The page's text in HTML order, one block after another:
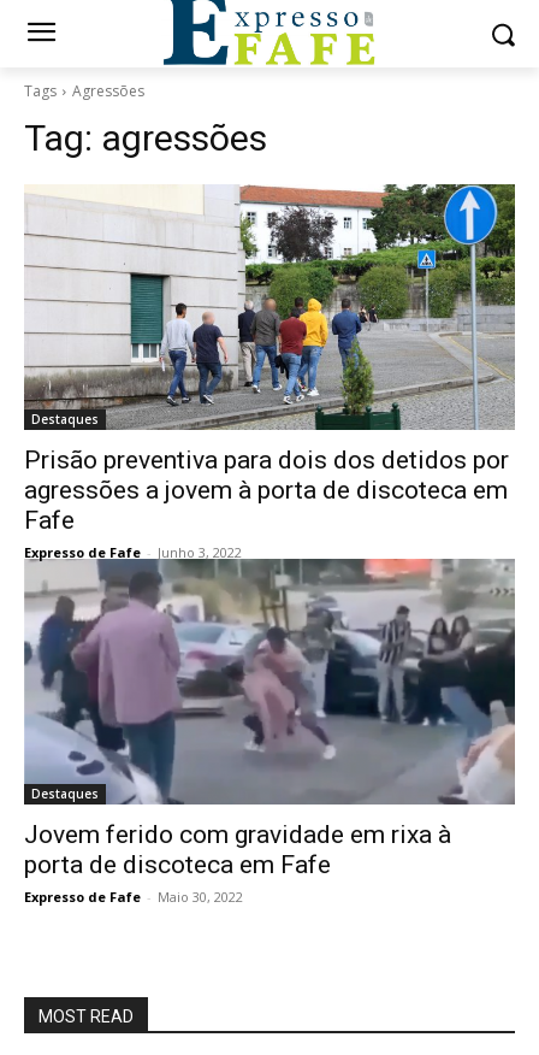
Tags Agressões
Tag: agressões
Destaques
Prisão preventiva para dois dos detidos por
agressões a jovem à porta de discoteca em
Fafe
Expresso de Fafe - Junho 3, 2022
Destaques
Jovem ferido com gravidade em rixa à
porta de discoteca em Fafe
Expresso de Fafe - Maio 30, 2022
MOST READ